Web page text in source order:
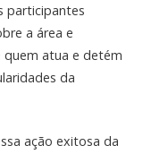
participantes
a área e
quem atua e detém
da
ação exitosa da